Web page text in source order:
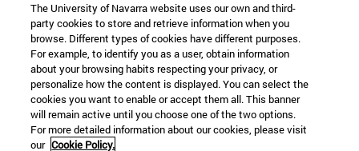
The University of Navarra website uses our own and third-
party cookies to store and retrieve information when you
browse. Different types of cookies have different purposes.
For example, to identify you as a user, obtain information
about your browsing habits respecting your privacy, or
personalize how the content is displayed. You can select the
cookies you want to enable or accept them all. This banner
will remain active until you choose one of the two options.
For more detailed information about our cookies, please visit
our Cookie Policy.